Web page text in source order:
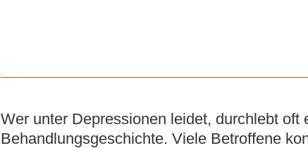
Wer unter Depressionen leidet, durchlebt oft
Behandlungsgeschichte. Viele Betroffene